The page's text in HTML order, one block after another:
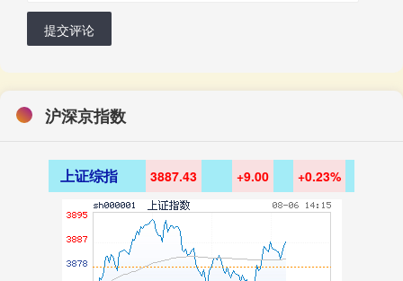
提交评论
沪深京指数
上证综指 3887.43 +9.00 +0.23%